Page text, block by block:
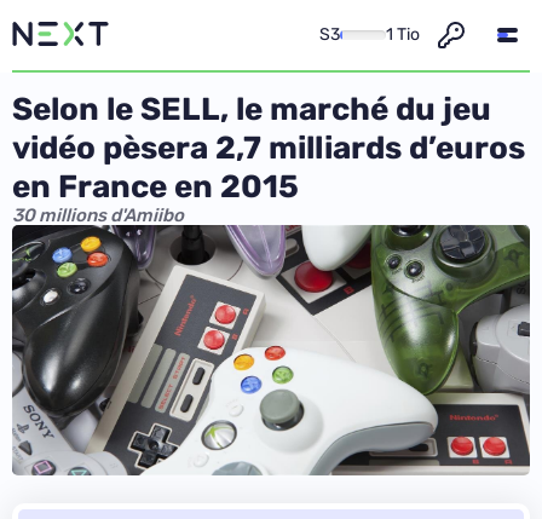
S3 1 Tio
Selon le SELL, le marché du jeu
vidéo pèsera 2,7 milliards d’euros
en France en 2015
30 millions d'Amiibo